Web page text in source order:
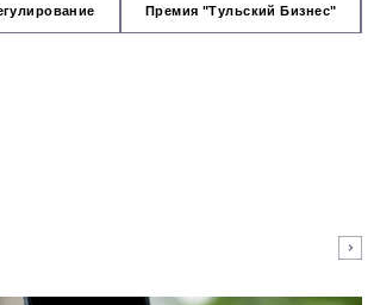
Премия "Тульский Бизнес"